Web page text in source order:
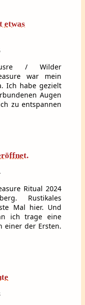
etwas
/ Wilder
war mein
Ich habe gezielt
Augen
zu entspannen
Ritual 2024
Rustikales
Mal hier. Und
ich trage eine
einer der Ersten.